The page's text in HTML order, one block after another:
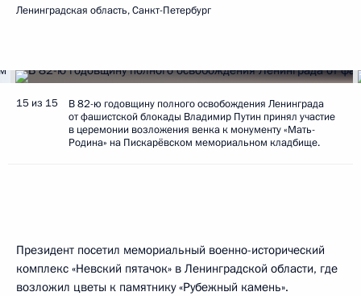
Ленинградская область, Санкт-Петербург
15 из 15
В 82-ю годовщину полного освобождения Ленинграда
от фашистской блокады Владимир Путин принял участие
в церемонии возложения венка к монументу «Мать-
Родина» на Пискарёвском мемориальном кладбище.
Президент посетил мемориальный военно-исторический
комплекс «Невский пятачок» в Ленинградской области, где
возложил цветы к памятнику «Рубежный камень».